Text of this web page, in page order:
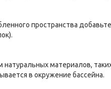
пространства
материалов,
в окружение бассейна.